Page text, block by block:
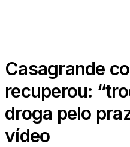
Casagrande
recuperou:
droga pelo
vídeo